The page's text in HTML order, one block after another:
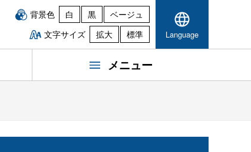
背景色 白 黒
ベージュ
文字サイズ
拡大 標準 Language
メニュー